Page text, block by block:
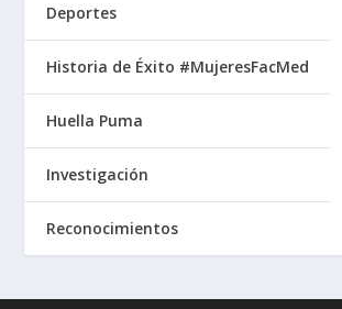
Deportes
Historia de Éxito #MujeresFacMed
Huella Puma
Investigación
Reconocimientos